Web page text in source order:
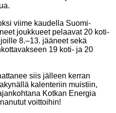
viime kaudella Suomi-
joukkueet pelaavat 20 koti-
8.–13. jääneet sekä
19 koti- ja 20
siis jälleen kerran
kalenteriin muistiin,
Kotkan Energia
voittoihin!